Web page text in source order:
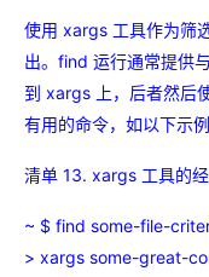
使用 xargs 工具作为筛
出。find 运行通常提供
到 xargs 上，后者然后
有用的命令，如以下示例
清单 13. xargs 工具的
~ $ find some-file-
> xargs some-great-